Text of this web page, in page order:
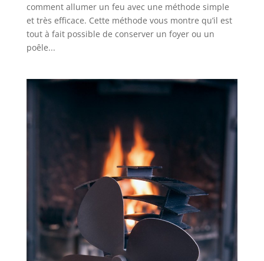
comment allumer un feu avec une méthode simple
et très efficace. Cette méthode vous montre qu’il est
tout à fait possible de conserver un foyer ou un
poêle...